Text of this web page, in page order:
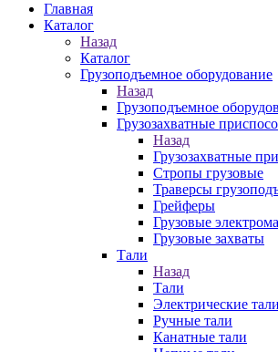
Главная
Каталог
Назад
Каталог
Грузоподъемное оборудование
Назад
Грузоподъемное
Грузозахватные
Назад
Грузозахватные
Стропы грузовые
Траверсы
Грейферы
Грузовые
Грузовые захваты
Тали
Назад
Тали
Электрические тали
Ручные тали
Канатные тали